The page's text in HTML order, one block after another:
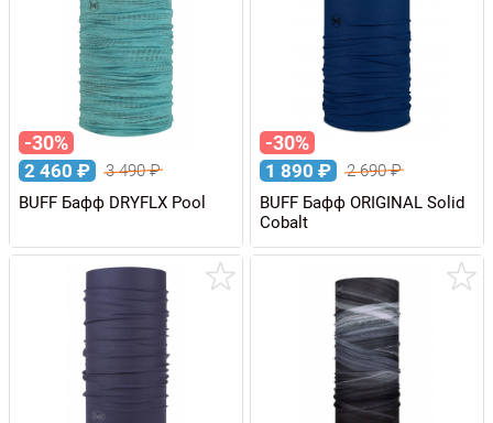
-30%
2 460 ₽ 3 490₽
BUFF Бафф DRYFLX Pool
-30%
1 890 ₽ 2 690₽
BUFF Бафф ORIGINAL Solid
Cobalt